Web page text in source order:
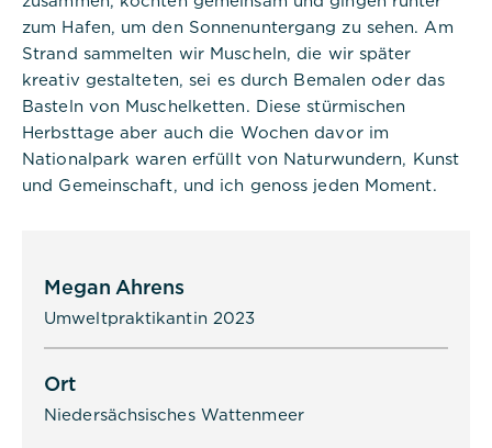
zum Hafen, um den Sonnenuntergang zu sehen. Am
Strand sammelten wir Muscheln, die wir später
kreativ gestalteten, sei es durch Bemalen oder das
Basteln von Muschelketten. Diese stürmischen
Herbsttage aber auch die Wochen davor im
Nationalpark waren erfüllt von Naturwundern, Kunst
und Gemeinschaft, und ich genoss jeden Moment.
Megan Ahrens
Umweltpraktikantin 2023
Ort
Niedersächsisches Wattenmeer
Titel:
dpconsentmanagement
Anbieter:
Cookie Name:
dpconsentmanagement